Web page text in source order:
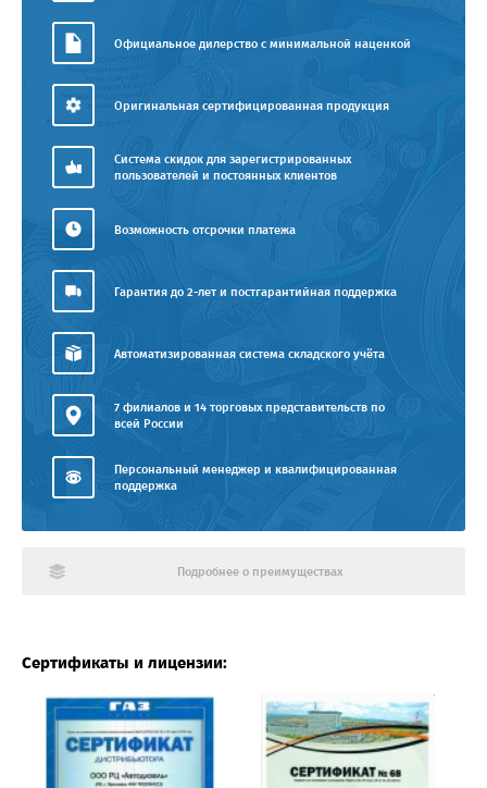
Официальное дилерство с минимальной наценкой
Оригинальная сертифицированная продукция
Система скидок для зарегистрированных
пользователей и постоянных клиентов
Возможность отсрочки платежа
Гарантия до 2-лет и постгарантийная поддержка
Автоматизированная система складского учёта
7 филиалов и 14 торговых представительств по
всей России
Персональный менеджер и квалифицированная
поддержка
Подробнее о преимуществах
Сертификаты и лицензии: